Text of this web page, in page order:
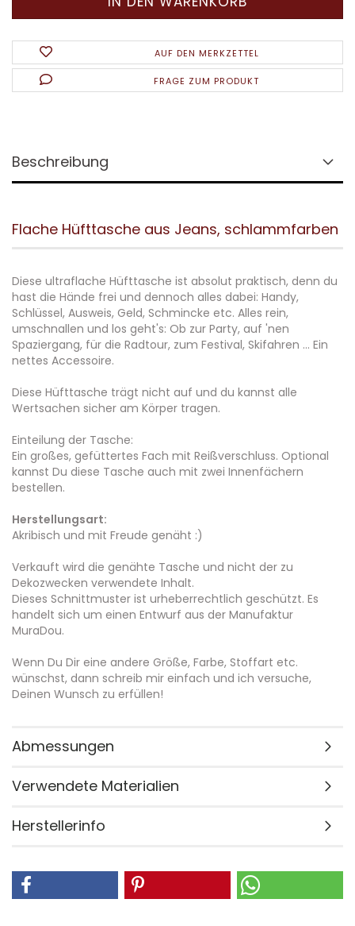
AUF DEN MERKZETTEL
FRAGE ZUM PRODUKT
Beschreibung
Flache Hüfttasche aus Jeans, schlammfarben
Diese ultraflache Hüfttasche ist absolut praktisch, denn du
hast die Hände frei und dennoch alles dabei: Handy,
Schlüssel, Ausweis, Geld, Schmincke etc. Alles rein,
umschnallen und los geht's: Ob zur Party, auf 'nen
Spaziergang, für die Radtour, zum Festival, Skifahren ... Ein
nettes Accessoire.
Diese Hüfttasche trägt nicht auf und du kannst alle
Wertsachen sicher am Körper tragen.
Einteilung der Tasche:
Ein großes, gefüttertes Fach mit Reißverschluss. Optional
kannst Du diese Tasche auch mit zwei Innenfächern
bestellen.
Herstellungsart:
Akribisch und mit Freude genäht :)
Verkauft wird die genähte Tasche und nicht der zu
Dekozwecken verwendete Inhalt.
Dieses Schnittmuster ist urheberrechtlich geschützt. Es
handelt sich um einen Entwurf aus der Manufaktur
MuraDou.
Wenn Du Dir eine andere Größe, Farbe, Stoffart etc.
wünschst, dann schreib mir einfach und ich versuche,
Deinen Wunsch zu erfüllen!
Abmessungen
Verwendete Materialien
Herstellerinfo